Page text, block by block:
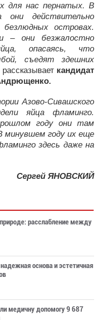
для нас пернатых. В
они действительно
островах.
– они безжалостно
опасаясь, что
съедят здешних
рассказывает кандидат
Азово-Сивашского
яйца фламинго.
году они там
минувшем году их еще
здесь даже на
Сергей ЯНОВСКИЙ
расслабление между
основа и эстетичная
медичну допомогу 9 687